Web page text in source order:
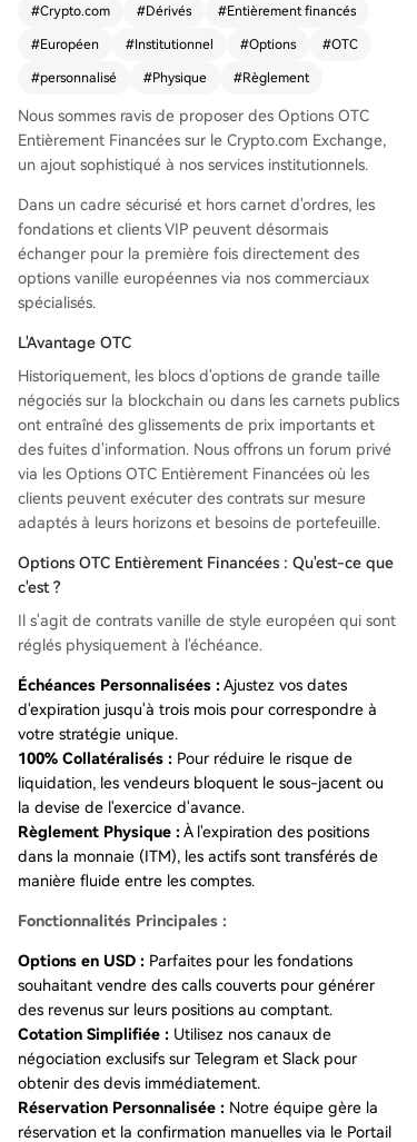
gré dans un cadre privé et sécurisé, évitant ainsi
le slippage et la fuite d'informations associés au
x marchés publics. Ils offrent une grande flexibili
trois mois. Principales caractéristiques : les vend
eurs doivent constituer une garantie de 100% à
l'avance, éliminant le risque de liquidation. Le rè
glement physique est automatique pour les posi
tions dans la monnaie. L'offre comprend notam
ment des options en USD, idéales pour générer
des revenus via des calls couverts. Les clients VI
P et les fondations peuvent obtenir des devis ra
k), avec une réservation et une confirmation gér
ées manuellement via un portail sécurisé.
#Crypto.com #Dérivés #Entièrement financés
#Européen #Institutionnel #Options #OTC
#personnalisé #Physique #Règlement
Nous sommes ravis de proposer des Options OTC
Entièrement Financées sur le Crypto.com Exchange,
un ajout sophistiqué à nos services institutionnels.
Dans un cadre sécurisé et hors carnet d'ordres, les
fondations et clients VIP peuvent désormais
échanger pour la première fois directement des
options vanille européennes via nos commerciaux
spécialisés.
L'Avantage OTC
Historiquement, les blocs d'options de grande taille
négociés sur la blockchain ou dans les carnets publics
ont entraîné des glissements de prix importants et
des fuites d'information. Nous offrons un forum privé
via les Options OTC Entièrement Financées où les
clients peuvent exécuter des contrats sur mesure
adaptés à leurs horizons et besoins de portefeuille.
Options OTC Entièrement Financées : Qu'est-ce que
c'est ?
Il s'agit de contrats vanille de style européen qui sont
réglés physiquement à l'échéance.
Échéances Personnalisées : Ajustez vos dates
d'expiration jusqu'à trois mois pour correspondre à
votre stratégie unique.
100% Collatéralisés : Pour réduire le risque de
liquidation, les vendeurs bloquent le sous-jacent ou
la devise de l'exercice d'avance.
Règlement Physique : À l'expiration des positions
dans la monnaie (ITM), les actifs sont transférés de
manière fluide entre les comptes.
Fonctionnalités Principales :
Options en USD : Parfaites pour les fondations
souhaitant vendre des calls couverts pour générer
des revenus sur leurs positions au comptant.
Cotation Simplifiée : Utilisez nos canaux de
négociation exclusifs sur Telegram et Slack pour
obtenir des devis immédiatement.
Réservation Personnalisée : Notre équipe gère la
réservation et la confirmation manuelles via le Portail